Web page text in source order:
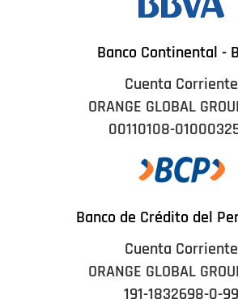
Banco Continental -
Cuenta Corriente
ORANGE GLOBAL
00110108-
Banco de Crédito del
Cuenta Corriente
ORANGE GLOBAL
191-1832698-0-99